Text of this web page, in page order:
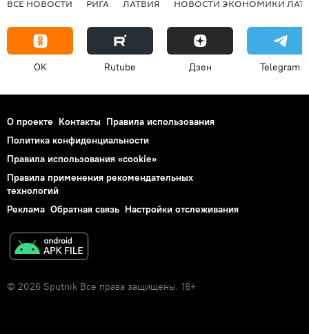
ВСЕ НОВОСТИ РИГА ЛАТВИЯ НОВОСТИ ЭКОНОМИКИ
OK Rutube Дзен Telegram
О проекте Контакты Правила использования
Политика конфиденциальности
Правила использования «cookie»
Правила применения рекомендательных
технологий
Реклама Обратная связь Настройки отслеживания
© 2026 Sputnik Все права защищены. 18+